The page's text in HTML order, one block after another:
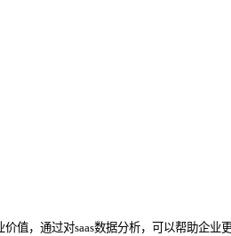
值，通过对saas数据分析，可以帮助企业